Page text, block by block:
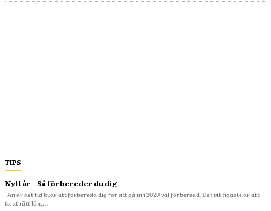
TIPS
Nytt år – Så förbereder du dig
Än är det tid kvar att förbereda dig för att gå in i 2020 väl förberedd. Det viktigaste är att
ta ut rätt lön,...